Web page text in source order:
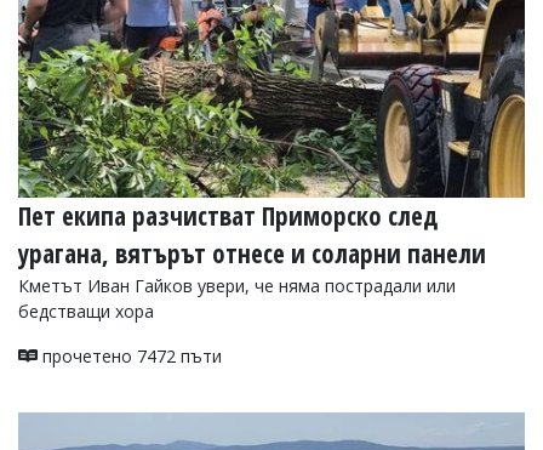
Пет екипа разчистват Приморско след
урагана, вятърът отнесе и соларни панели
Кметът Иван Гайков увери, че няма пострадали или
бедстващи хора
прочетено 7472 пъти